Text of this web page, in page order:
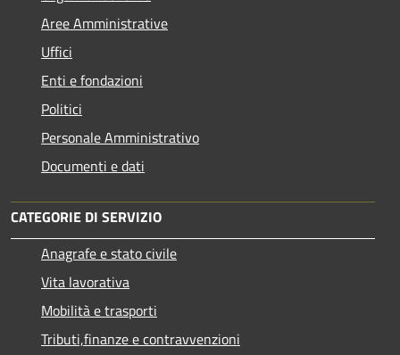
Aree Amministrative
Uffici
Enti e fondazioni
Politici
Personale Amministrativo
Documenti e dati
CATEGORIE DI SERVIZIO
Anagrafe e stato civile
Vita lavorativa
Mobilità e trasporti
Tributi,finanze e contravvenzioni